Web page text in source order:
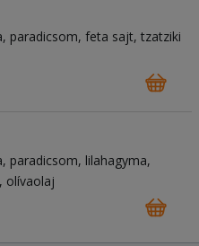
paradicsom feta sajt tzatziki
paradicsom lilahagyma
olívaolaj